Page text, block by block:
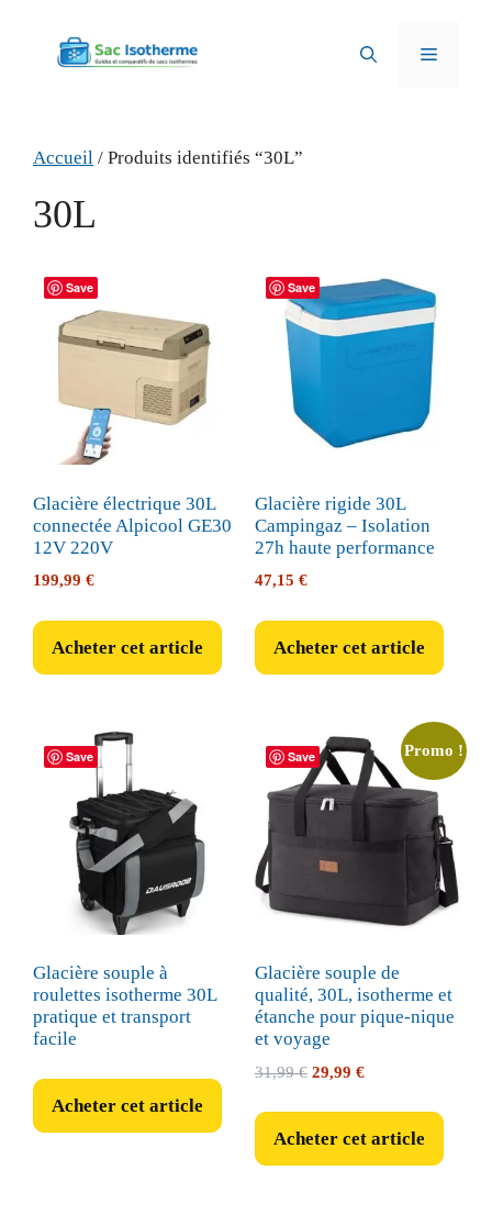
contenu
Menu
Accueil / Produits identifiés “30L”
30L
Save
Glacière électrique 30L
connectée Alpicool GE30
12V 220V
199,99 €
Acheter cet article
Save
Glacière rigide 30L
Campingaz – Isolation
27h haute performance
47,15 €
Acheter cet article
Save
Glacière souple à
roulettes isotherme 30L
pratique et transport
facile
Acheter cet article
Save Promo !
Glacière souple de
qualité, 30L, isotherme et
étanche pour pique-nique
et voyage
31,99€ Le
était :
29,99 €Le
est :
Acheter cet article